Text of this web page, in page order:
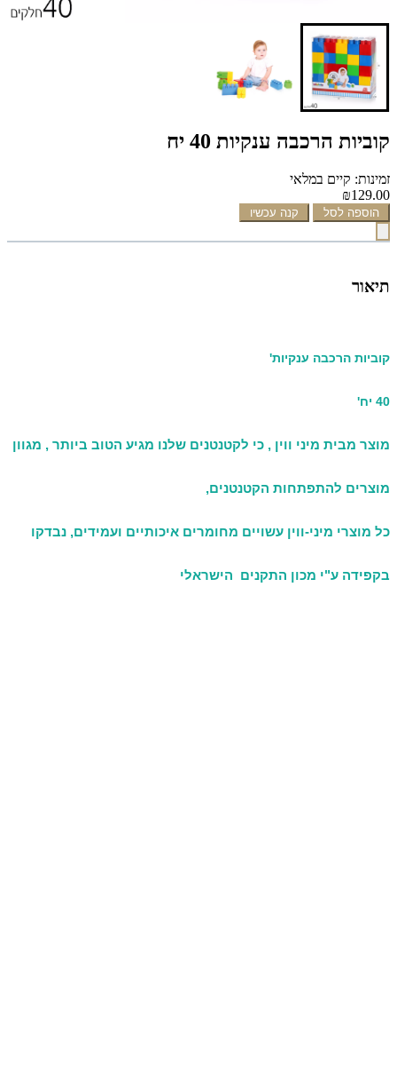
קוביות הרכבה ענקיות 40 יח
זמינות: קיים במלאי
₪129.00
הוספה לסל קנה עכשיו
תיאור
קוביות הרכבה ענקיות'
40 יח'
מוצר מבית מיני ווין , כי לקטנטנים שלנו מגיע הטוב ביותר , מגוון
מוצרים להתפתחות הקטנטנים,
כל מוצרי מיני-ווין עשויים מחומרים איכותיים ועמידים, נבדקו
בקפידה ע"י מכון התקנים הישראלי